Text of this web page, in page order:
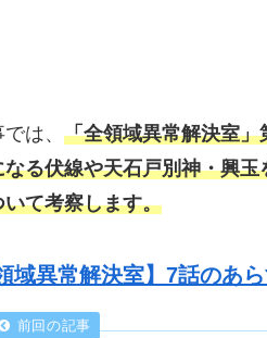
は、 「全領域異常解決室
なる伏線や天石戸別神・興
いて考察します。
域異常解決室】7話のあ